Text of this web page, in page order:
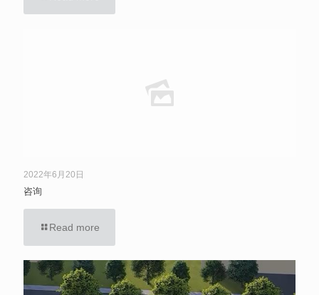
2022年6月20日
咨询
Read more